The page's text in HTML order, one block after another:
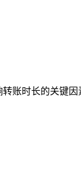
账时长的关键